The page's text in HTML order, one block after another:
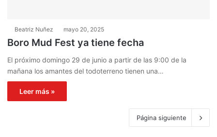
Beatriz Nuñez mayo 20, 2025
Boro Mud Fest ya tiene fecha
El próximo domingo 29 de junio a partir de las 9:00 de la
mañana los amantes del todoterreno tienen una…
Leer más »
Página siguiente